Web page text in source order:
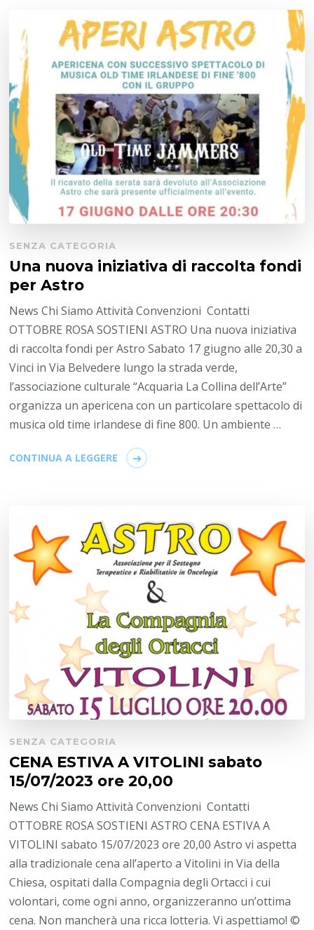
SENZA CATEGORIA
Una nuova iniziativa di raccolta fondi
per Astro
News Chi Siamo Attività Convenzioni Contatti
OTTOBRE ROSA SOSTIENI ASTRO Una nuova iniziativa
di raccolta fondi per Astro Sabato 17 giugno alle 20,30 a
Vinci in Via Belvedere lungo la strada verde,
l’associazione culturale “Acquaria La Collina dell’Arte”
organizza un apericena con un particolare spettacolo di
musica old time irlandese di fine 800. Un ambiente …
CONTINUA A LEGGERE
SENZA CATEGORIA
CENA ESTIVA A VITOLINI sabato
15/07/2023 ore 20,00
News Chi Siamo Attività Convenzioni Contatti
OTTOBRE ROSA SOSTIENI ASTRO CENA ESTIVA A
VITOLINI sabato 15/07/2023 ore 20,00 Astro vi aspetta
alla tradizionale cena all’aperto a Vitolini in Via della
Chiesa, ospitati dalla Compagnia degli Ortacci i cui
volontari, come ogni anno, organizzeranno un’ottima
cena. Non mancherà una ricca lotteria. Vi aspettiamo! ©